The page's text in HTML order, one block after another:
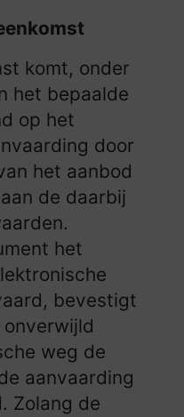
komt, onder
het bepaalde
op het
door
het aanbod
de daarbij
het
bevestigt
weg de
aanvaarding
Zolang de